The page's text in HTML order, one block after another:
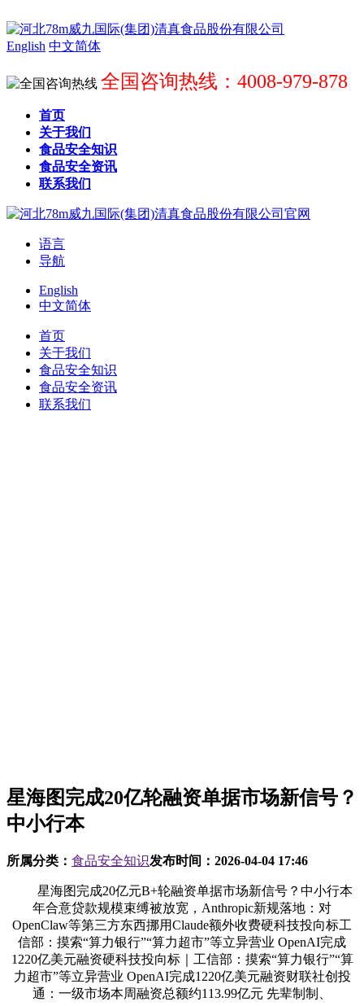
English 中文简体
全国咨询热线：4008-979-878
首页
关于我们
食品安全知识
食品安全资讯
联系我们
语言
导航
English
中文简体
首页
关于我们
食品安全知识
食品安全资讯
联系我们
星海图完成20亿轮融资单据市场新信号？
中小行本
所属分类： 食品安全知识发布时间： 2026-04-04 17:46
星海图完成20亿元B+轮融资单据市场新信号？中小行本
年合意贷款规模束缚被放宽，Anthropic新规落地：对
OpenClaw等第三方东西挪用Claude额外收费硬科技投向标工
信部：摸索“算力银行”“算力超市”等立异营业 OpenAI完成
1220亿美元融资硬科技投向标｜工信部：摸索“算力银行”“算
力超市”等立异营业 OpenAI完成1220亿美元融资财联社创投
通：一级市场本周融资总额约113.99亿元 先辈制制、